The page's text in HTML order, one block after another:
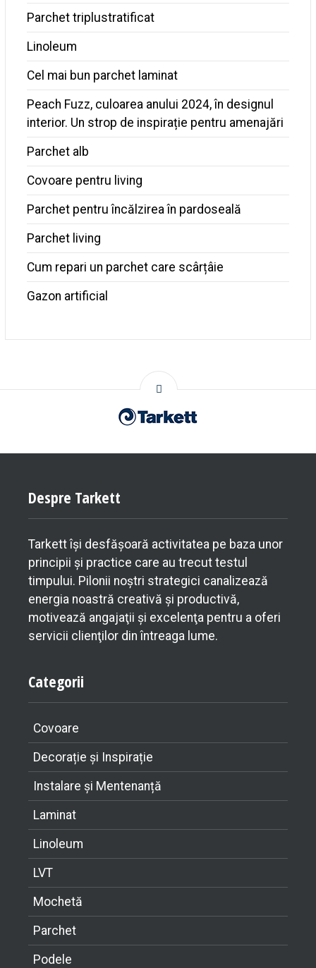
Parchet triplustratificat
Linoleum
Cel mai bun parchet laminat
Peach Fuzz, culoarea anului 2024, în designul
interior. Un strop de inspirație pentru amenajări
Parchet alb
Covoare pentru living
Parchet pentru încălzirea în pardoseală
Parchet living
Cum repari un parchet care scârțâie
Gazon artificial
Despre Tarkett
Tarkett îşi desfăşoară activitatea pe baza unor
principii şi practice care au trecut testul
timpului. Pilonii noştri strategici canalizează
energia noastră creativă şi productivă,
motivează angajaţii şi excelenţa pentru a oferi
servicii clienţilor din întreaga lume.
Categorii
Covoare
Decorație și Inspirație
Instalare și Mentenanță
Laminat
Linoleum
LVT
Mochetă
Parchet
Podele